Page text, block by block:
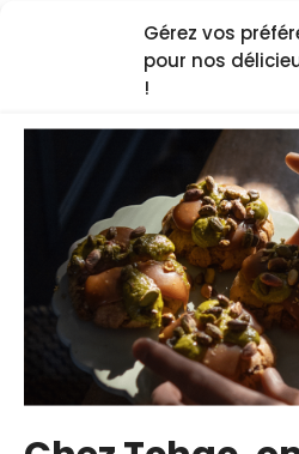
Gérez vos
pour nos
!
traditionnelle
terminez la cuisson avec le grill.
minutes la coloration : le grill
votre plat.